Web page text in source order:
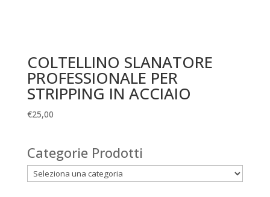
COLTELLINO SLANATORE
PROFESSIONALE PER
STRIPPING IN ACCIAIO
€25,00
Categorie Prodotti